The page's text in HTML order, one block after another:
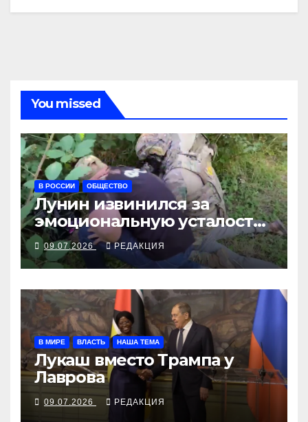
You missed
В РОССИИ ОБЩЕСТВО
Лунин извинился за
эмоциональную усталость,
ФСБ арестовывает
настоящих противников
09.07.2026 РЕДАКЦИЯ
В МИРЕ ВЛАСТЬ НАША ТЕМА
Лукаш вместо Трампа у
Лаврова
09.07.2026 РЕДАКЦИЯ